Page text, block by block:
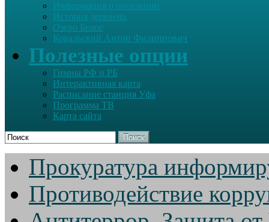
Информация о поселении
История деревень
Озеро Белое
Ковальский Антон Филиппович
Полезные опции
Гимны РФ и РБ
Интерактивная карта
Расписание станция Уфа
Программа ТВ
Карта сайта
Поиск
Прокуратура
Противодействие